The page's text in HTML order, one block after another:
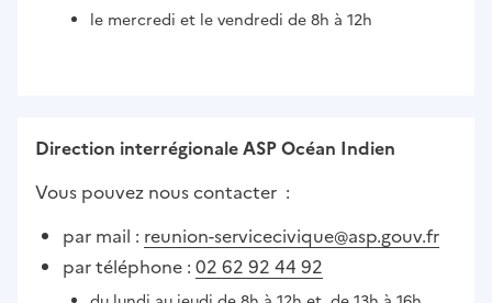
le mercredi et le vendredi de 8h à 12h
Direction interrégionale ASP Océan Indien
Vous pouvez nous contacter :
par mail : reunion-servicecivique@asp.gouv.fr
par téléphone : 02 62 92 44 92